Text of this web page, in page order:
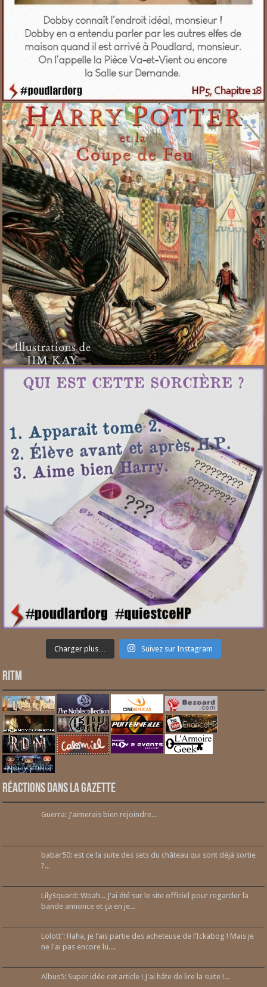
Charger plus… Suivez sur Instagram
RITM
Réactions dans la gazette
Guerra: J’aimerais bien rejoindre...
babar50: est ce la suite des sets du château qui sont déjà sortie
?...
Lily3quard: Woah... J'ai été sur le site officiel pour regarder la
bande annonce et ça en je...
Lolott': Haha, je fais partie des acheteuse de l’Ickabog ! Mais je
ne l'ai pas encore lu....
Albus5: Super idée cet article ! J'ai hâte de lire la suite !...